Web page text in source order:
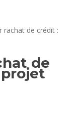
rachat de crédit :
de